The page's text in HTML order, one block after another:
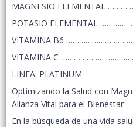
MAGNESIO ELEMENTAL
POTASIO ELEMENTAL
VITAMINA B6
VITAMINA C
LINEA: PLATINUM
Optimizando la Salud con
Alianza Vital para el Bienestar
En la búsqueda de una vida